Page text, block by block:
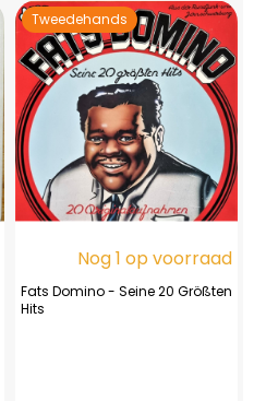
Tweedehands
Nog 1 op voorraad
Fats Domino - Seine 20 Größten
Hits